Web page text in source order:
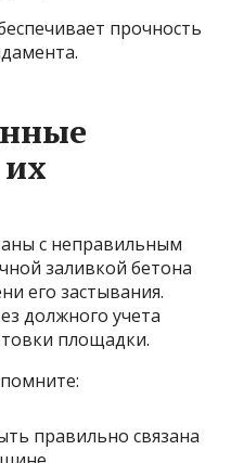
прочность
с неправильным
заливкой бетона
его застывания.
должного учета
площадки.
правильно связана